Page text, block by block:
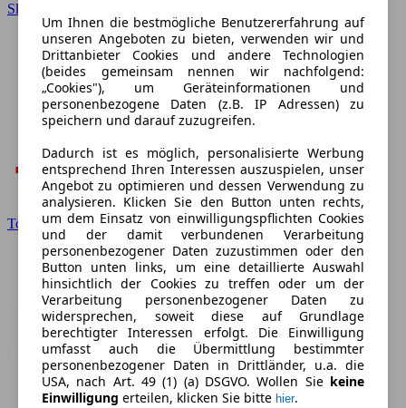
Skoda
Toyota
Um Ihnen die bestmögliche Benutzererfahrung auf
unseren Angeboten zu bieten, verwenden wir und
Drittanbieter Cookies und andere Technologien
(beides gemeinsam nennen wir nachfolgend:
„Cookies"), um Geräteinformationen und
personenbezogene Daten (z.B. IP Adressen) zu
speichern und darauf zuzugreifen.
Dadurch ist es möglich, personalisierte Werbung
entsprechend Ihren Interessen auszuspielen, unser
Angebot zu optimieren und dessen Verwendung zu
analysieren. Klicken Sie den Button unten rechts,
um dem Einsatz von einwilligungspflichten Cookies
und der damit verbundenen Verarbeitung
personenbezogener Daten zuzustimmen oder den
Button unten links, um eine detaillierte Auswahl
hinsichtlich der Cookies zu treffen oder um der
Verarbeitung personenbezogener Daten zu
widersprechen, soweit diese auf Grundlage
berechtigter Interessen erfolgt. Die Einwilligung
umfasst auch die Übermittlung bestimmter
personenbezogener Daten in Drittländer, u.a. die
USA, nach Art. 49 (1) (a) DSGVO. Wollen Sie keine
Einwilligung erteilen, klicken Sie bitte hier.